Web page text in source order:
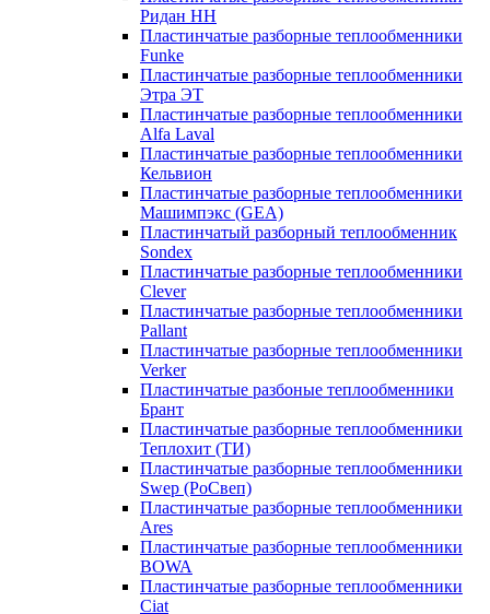
Ридан НН
Пластинчатые разборные теплообменники
Funke
Пластинчатые разборные теплообменники
Этра ЭТ
Пластинчатые разборные теплообменники
Alfa Laval
Пластинчатые разборные теплообменники
Кельвион
Пластинчатые разборные теплообменники
Машимпэкс (GEA)
Пластинчатый разборный теплообменник
Sondex
Пластинчатые разборные теплообменники
Clever
Пластинчатые разборные теплообменники
Pallant
Пластинчатые разборные теплообменники
Verker
Пластинчатые разбоные теплообменники
Брант
Пластинчатые разборные теплообменники
Теплохит (ТИ)
Пластинчатые разборные теплообменники
Swep (РоСвеп)
Пластинчатые разборные теплообменники
Ares
Пластинчатые разборные теплообменники
BOWA
Пластинчатые разборные теплообменники
Ciat